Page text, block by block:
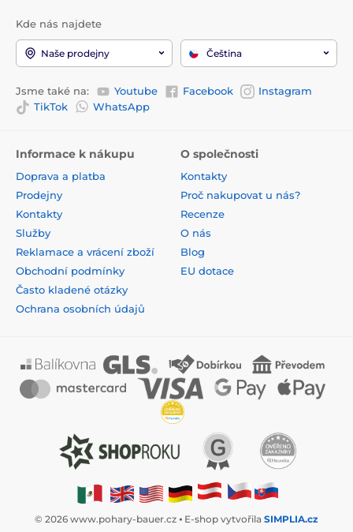
Kde nás najdete
Naše prodejny Čeština
Jsme také na: Youtube Facebook
Instagram
TikTok
WhatsApp
Informace k nákupu
Doprava a platba
Prodejny
Kontakty
Služby
Reklamace a vrácení zboží
Obchodní podmínky
Často kladené otázky
Ochrana osobních údajů
O společnosti
Kontakty
Proč nakupovat u nás?
Recenze
O nás
Blog
EU dotace
© 2026 www.pohary-bauer.cz ⦁ E-shop vytvořila SIMPLIA.cz